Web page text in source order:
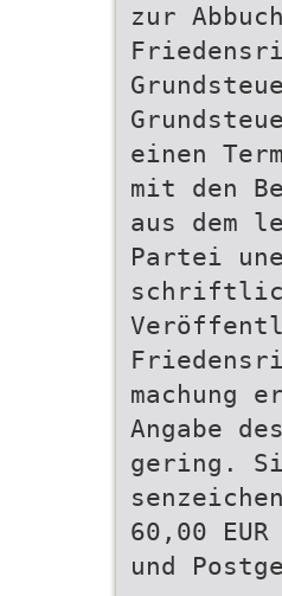
zur
einen
mit den
aus dem
Partei
machung
Angabe
gering.
60,00
und